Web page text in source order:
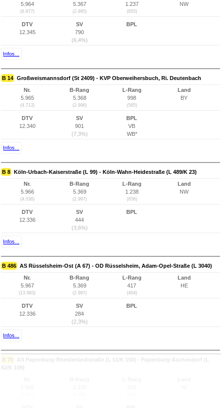
5.964
(6.877)
5.367
(2.995)
1.237
(655)
NW
DTV
12.345
SV
790
(6,4%)
BPL
Infos...
B 14 Großweismannsdorf (St 2409) - KVP Oberweihersbuch, Ri. Deutenbach
Nr.
5.965
(4.713)
B-Rang
5.368
(2.996)
L-Rang
998
(585)
Land
BY
DTV
12.340
SV
901
(7,3%)
BPL
VB
WB*
Infos...
B 8 Köln-Urbach-Kaiserstraße (L 99) - Köln-Wahn-Heidestraße (L 489/K 23)
Nr.
5.966
(4.038)
B-Rang
5.369
(2.997)
L-Rang
1.238
(656)
Land
NW
DTV
12.336
SV
444
(3,6%)
BPL
Infos...
B 486 AS Rüsselsheim-Ost (A 67) - OD Rüsselsheim, Adam-Opel-Straße (L 3040)
Nr.
5.967
(13.993)
B-Rang
5.369
(2.997)
L-Rang
417
(404)
Land
HE
DTV
12.336
SV
284
(2,3%)
BPL
Infos...
B 70
AS Papenburg-Rheiderlandstraße (L 51/K 158) - Papenburg-Aschendorf (L
62/K 109)